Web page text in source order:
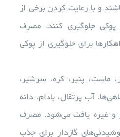
و با رعایت کردن برخی از
پوکی جلوگیری کنند. مصرف
برای جلوگیری از پوکی
ماست، پنیر، کره، سرشیر،
آب پرتقال، بادام، دانه
و غیره یافت می‌شود. مصرف
گازدار برای جذب